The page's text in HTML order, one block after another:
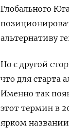
Глобального
альтернативу
Но с другой
что для старта
Именно так
этот термин в
ярком